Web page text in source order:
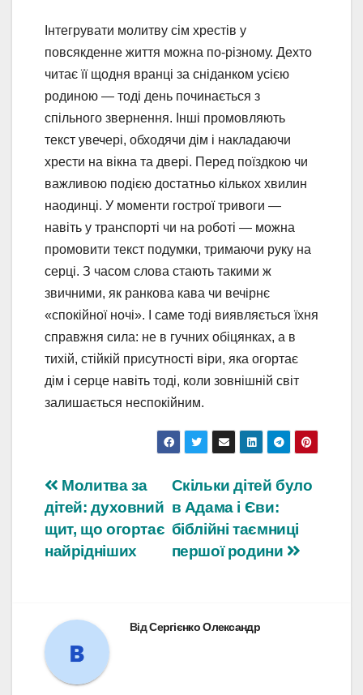
Інтегрувати молитву сім хрестів у
повсякденне життя можна по-різному. Дехто
читає її щодня вранці за сніданком усією
родиною — тоді день починається з
спільного звернення. Інші промовляють
текст увечері, обходячи дім і накладаючи
хрести на вікна та двері. Перед поїздкою чи
важливою подією достатньо кількох хвилин
наодинці. У моменти гострої тривоги —
навіть у транспорті чи на роботі — можна
промовити текст подумки, тримаючи руку на
серці. З часом слова стають такими ж
звичними, як ранкова кава чи вечірнє
«спокійної ночі». І саме тоді виявляється їхня
справжня сила: не в гучних обіцянках, а в
тихій, стійкій присутності віри, яка огортає
дім і серце навіть тоді, коли зовнішній світ
залишається неспокійним.
Навігація
записів
Скільки дітей було
в Адама і Єви:
біблійні таємниці
першої родини
Молитва за
дітей: духовний
щит, що огортає
найрідніших
ВідСергієнко Олександр